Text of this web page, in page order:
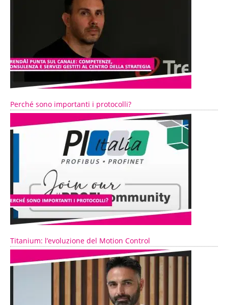
Perché sono importanti i protocolli?
Titanium: l’evoluzione del Motion Control